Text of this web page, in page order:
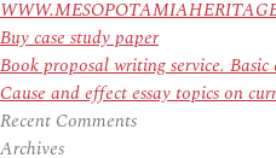
Buy case study paper
Book proposal writing service. Basic
Cause and effect essay topics on
Recent Comments
Archives